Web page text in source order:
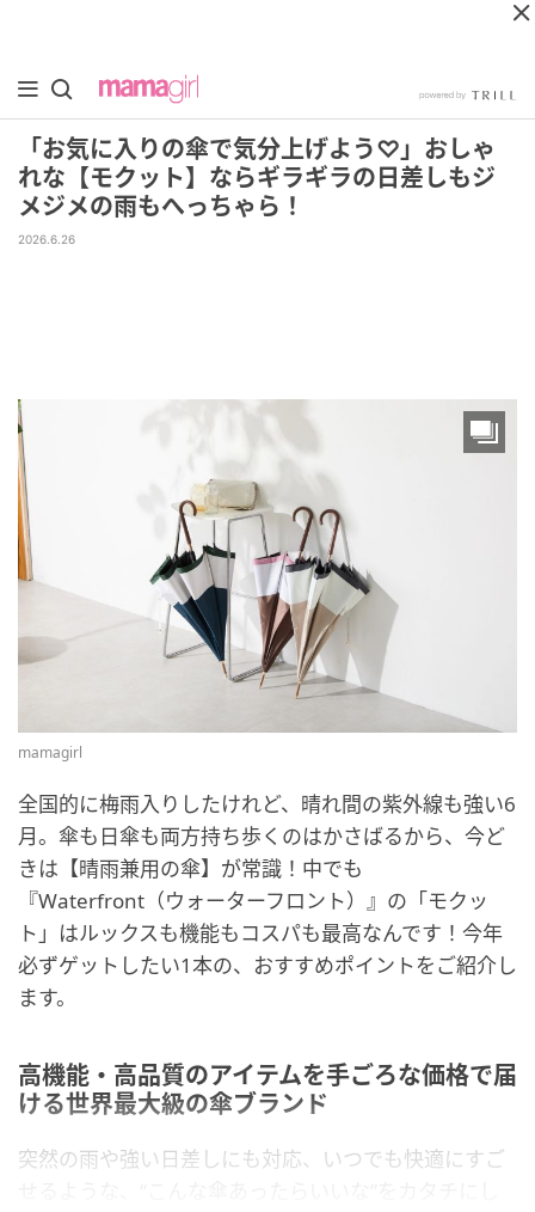
「お気に入りの傘で気分上げよう♡」おしゃ
れな【モクット】ならギラギラの日差しもジ
メジメの雨もへっちゃら！
2026.6.26
mamagirl
全国的に梅雨入りしたけれど、晴れ間の紫外線も強い6
月。傘も日傘も両方持ち歩くのはかさばるから、今ど
きは【晴雨兼用の傘】が常識！中でも
『Waterfront（ウォーターフロント）』の「モクッ
ト」はルックスも機能もコスパも最高なんです！今年
必ずゲットしたい1本の、おすすめポイントをご紹介し
ます。
高機能・高品質のアイテムを手ごろな価格で届
ける世界最大級の傘ブランド
突然の雨や強い日差しにも対応、いつでも快適にすご